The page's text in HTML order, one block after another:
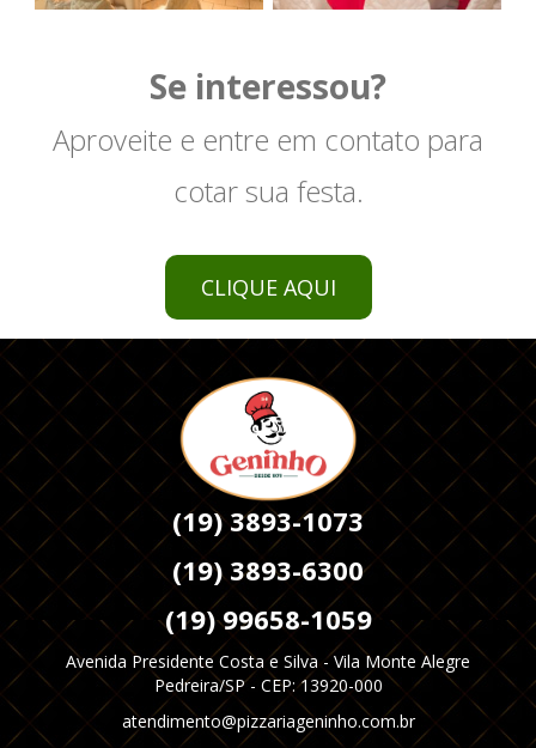
Se interessou?
Aproveite e entre em contato para
cotar sua festa.
CLIQUE AQUI
(19) 3893-1073
(19) 3893-6300
(19) 99658-1059
Avenida Presidente Costa e Silva - Vila Monte Alegre
Pedreira/SP - CEP: 13920-000
atendimento@pizzariageninho.com.br